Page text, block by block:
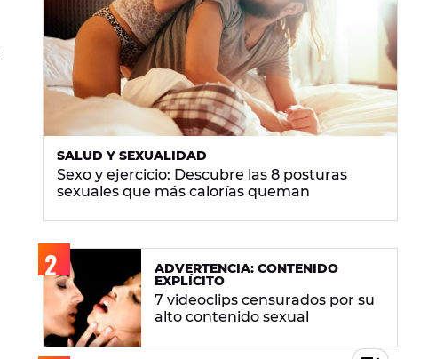
SALUD Y SEXUALIDAD
Sexo y ejercicio: Descubre las 8 posturas
sexuales que más calorías queman
ADVERTENCIA: CONTENIDO
EXPLÍCITO
7 videoclips censurados por su
alto contenido sexual